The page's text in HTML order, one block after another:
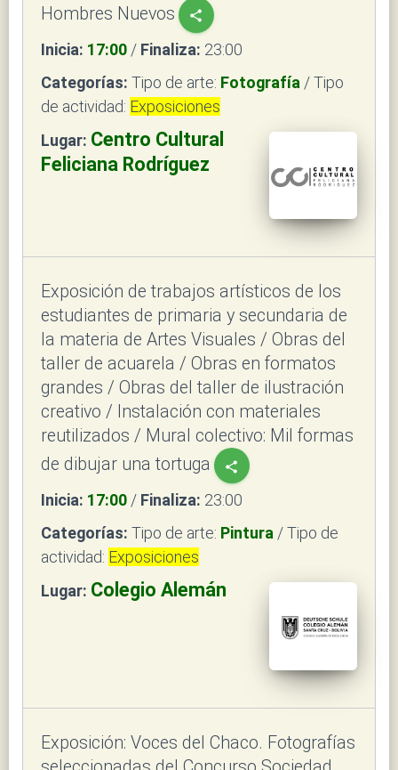
Hombres Nuevos share
Inicia: 17:00 / Finaliza: 23:00
Categorías: Tipo de arte: Fotografía / Tipo
de actividad: Exposiciones
Lugar: Centro Cultural
Feliciana Rodríguez
Exposición de trabajos artísticos de los
estudiantes de primaria y secundaria de
la materia de Artes Visuales / Obras del
taller de acuarela / Obras en formatos
grandes / Obras del taller de ilustración
creativo / Instalación con materiales
reutilizados / Mural colectivo: Mil formas
de dibujar una tortuga
share
Inicia: 17:00 / Finaliza: 23:00
Categorías: Tipo de arte: Pintura / Tipo de
actividad: Exposiciones
Lugar: Colegio Alemán
Exposición: Voces del Chaco. Fotografías